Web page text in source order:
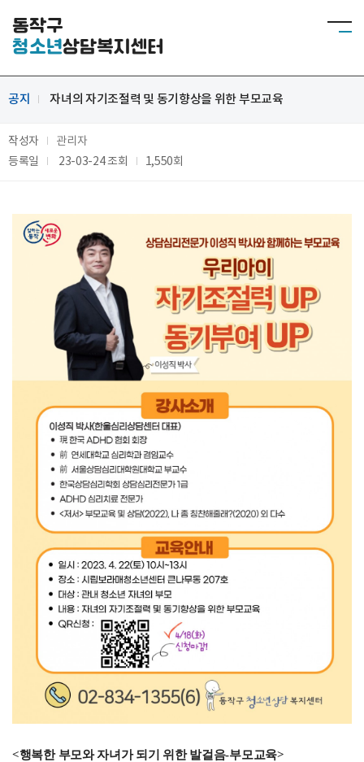
동작구
청소년상담복지센터
공지 자녀의 자기조절력 및 동기향상을 위한 부모교육
작성자
관리자
등록일
23-03-24조회 1,550회
<행복한 부모와 자녀가 되기 위한 발걸음-부모교육>